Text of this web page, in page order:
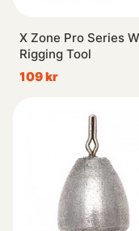
X Zone Pro Series
Rigging Tool
109 kr